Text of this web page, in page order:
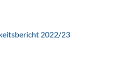
2022/23